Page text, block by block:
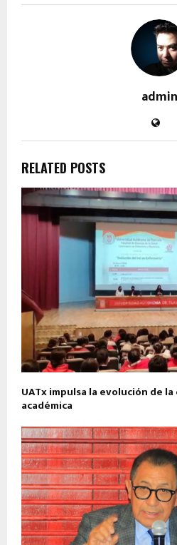
admin
RELATED POSTS
UATx impulsa la evolución de
académica